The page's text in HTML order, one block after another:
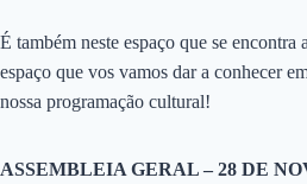
É também neste espaço que se
espaço que vos vamos dar a conhecer
nossa programação cultural!
ASSEMBLEIA GERAL – 28 DE